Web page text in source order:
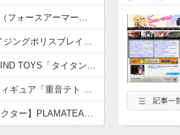
【ロックマン】MDLX「エックス（フォースアーマー）」「フォルテ」アクションフィギュア【彩色原型公開】
【トミカ ジョブレイバー】「ライジングポリスブレイバー デカライドアーマー白バイ DXセット」【ジョーシン＆エディオン限定カスタマイズキャンペーン開催】
【オリジナル可動フィギュア】WIND TOYS「タイタン スーパーアクションマッスルボディ」可動フィギュア各種【予約開始】
【重音テト】コナミデフォルメフィギュア「重音テト 通常衣装Ver.」「重音テト SV衣装Ver.」【彩色原型公開】
【トリダモノ氏オリジナルキャラクター】PLAMATEA「MXちゃん」プラモデル【駿河屋 予約開始】